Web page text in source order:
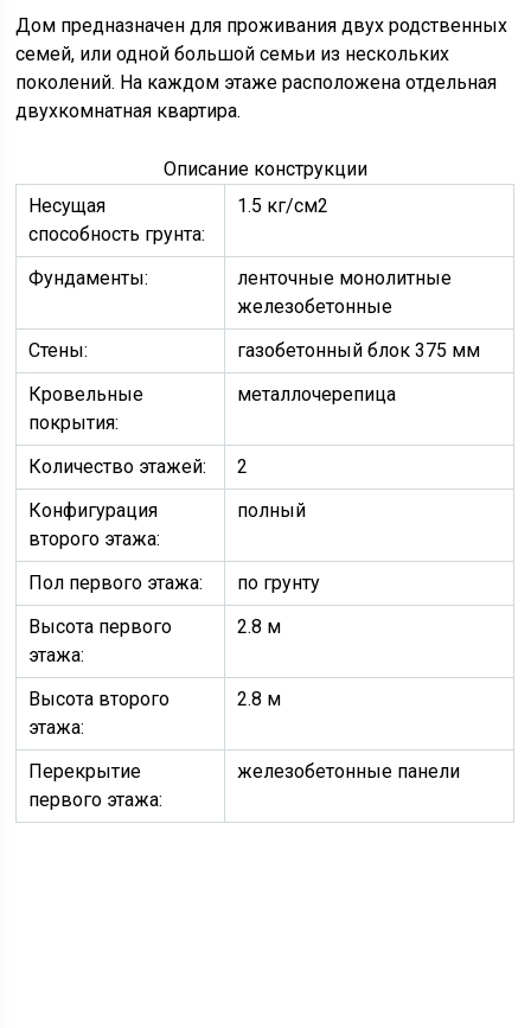
Дом предназначен для проживания двух родственных
семей, или одной большой семьи из нескольких
поколений. На каждом этаже расположена отдельная
двухкомнатная квартира.
Описание конструкции
Несущая
способность грунта:
1.5 кг/см2
Фундаменты:
ленточные монолитные
железобетонные
Стены:
газобетонный блок 375 мм
Кровельные
покрытия:
металлочерепица
Количество этажей:
2
Конфигурация
второго этажа:
полный
Пол первого этажа:
по грунту
Высота первого
этажа:
2.8 м
Высота второго
этажа:
2.8 м
Перекрытие
первого этажа:
железобетонные панели